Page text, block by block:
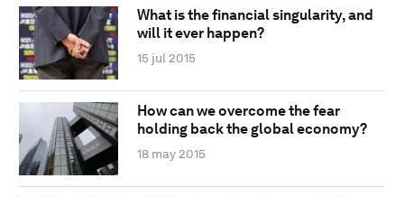
What is the financial singularity, and
will it ever happen?
15 jul 2015
How can we overcome the fear
holding back the global economy?
18 may 2015